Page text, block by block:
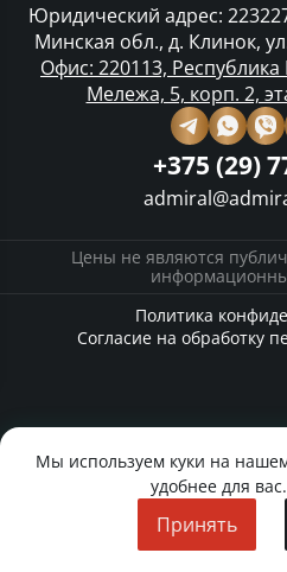
Юридический адрес:
Минская обл., д. Клинок,
Офис: 220113, Республика
Мележа, 5, корп. 2,
+375 (29)
Цены не являются
Политика
Согласие на обработку
Мы используем куки на
удобнее для вас.
Принять